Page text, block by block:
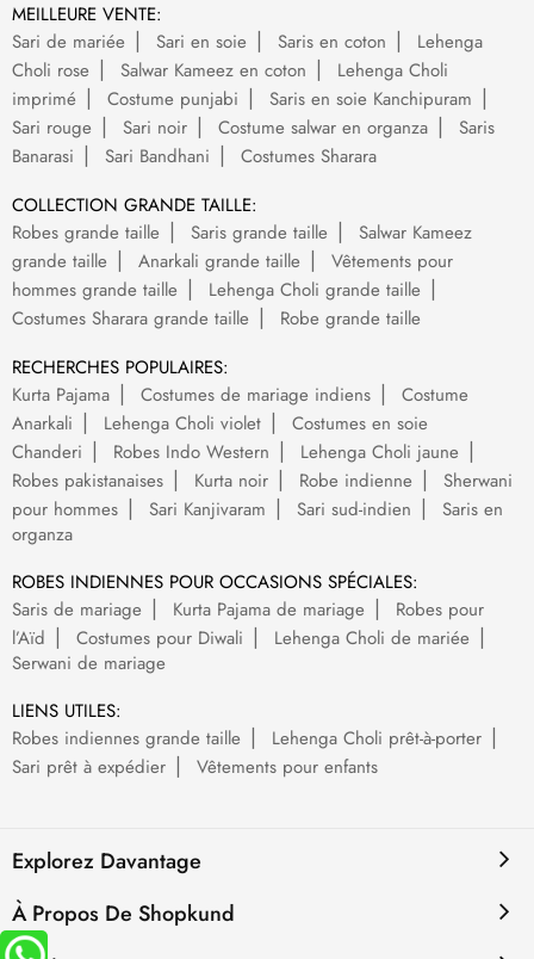
MEILLEURE VENTE:
Sari de mariée
Sari en soie Saris en coton
Lehenga
Choli rose
Salwar Kameez en coton
Lehenga Choli
imprimé
Costume punjabi
Saris en soie Kanchipuram
Sari rouge
Sari noir Costume salwar en organza
Saris
Banarasi
Sari Bandhani
Costumes Sharara
COLLECTION GRANDE TAILLE:
Robes grande taille
Saris grande taille
Salwar Kameez
grande taille
Anarkali grande taille
Vêtements pour
hommes grande taille
Lehenga Choli grande taille
Costumes Sharara grande taille
Robe grande taille
RECHERCHES POPULAIRES:
Kurta Pajama
Costumes de mariage indiens
Costume
Anarkali
Lehenga Choli violet
Costumes en soie
Chanderi
Robes Indo Western
Lehenga Choli jaune
Robes pakistanaises
Kurta noir Robe indienne
Sherwani
pour hommes
Sari Kanjivaram Sari sud-indien
Saris en
organza
ROBES INDIENNES POUR OCCASIONS SPÉCIALES:
Saris de mariage
Kurta Pajama de mariage
Robes pour
l’Aïd
Costumes pour Diwali
Lehenga Choli de mariée
Serwani de mariage
LIENS UTILES:
Robes indiennes grande taille
Lehenga Choli prêt-à-porter
Sari prêt à expédier
Vêtements pour enfants
Explorez Davantage
À Propos De Shopkund